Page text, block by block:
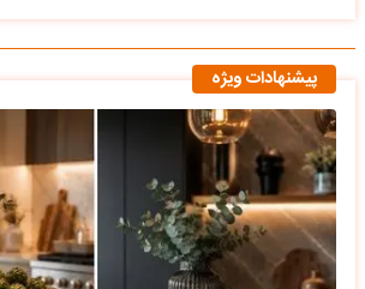
پیشنهادات ویژه